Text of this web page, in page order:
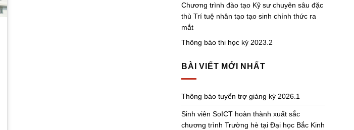
Chương trình đào tạo Kỹ sư chuyên sâu đặc
thù Trí tuệ nhân tạo tạo sinh chính thức ra
mắt
Thông báo thi học kỳ 2023.2
BÀI VIẾT MỚI NHẤT
Thông báo tuyển trợ giảng kỳ 2026.1
Sinh viên SoICT hoàn thành xuất sắc
chương trình Trường hè tại Đại học Bắc Kinh